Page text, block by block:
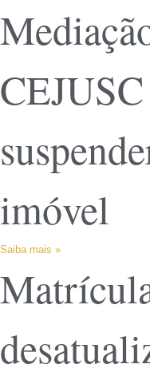
imóvel
Saiba mais »